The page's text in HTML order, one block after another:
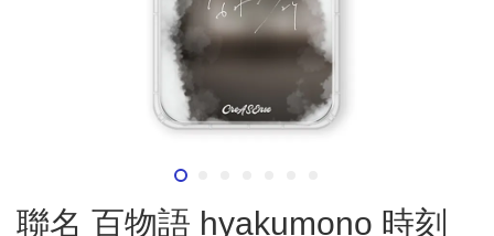
聯名 百物語 hyakumono 時刻